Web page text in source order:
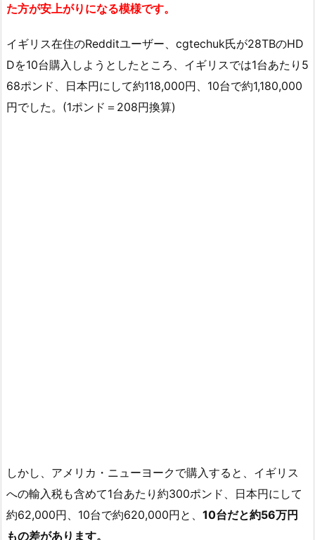
た方が安上がりになる模様です。
イギリス在住のRedditユーザー、cgtechuk氏が28TBのHD
Dを10台購入しようとしたところ、イギリスでは1台あたり5
68ポンド、日本円にして約118,000円、10台で約1,180,000
円でした。(1ポンド＝208円換算)
しかし、アメリカ・ニューヨークで購入すると、イギリス
への輸入税も含めて1台あたり約300ポンド、日本円にして
約62,000円、10台で約620,000円と、 10台だと約56万円
もの差があります。